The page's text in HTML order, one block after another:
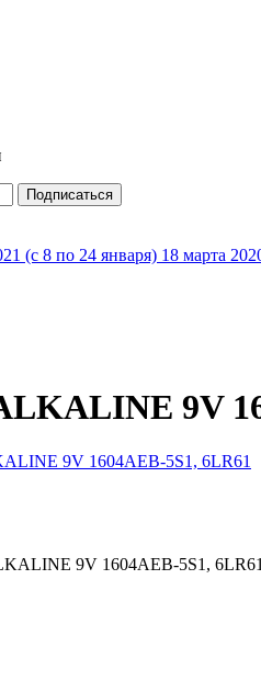
Подписаться
(с 8 по 24 января) 18 марта
9V
9V 1604AEB-5S1, 6LR61